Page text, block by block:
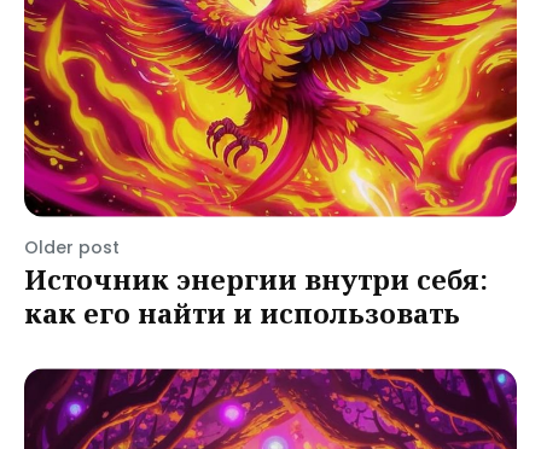
Older post
Источник энергии внутри себя:
как его найти и использовать